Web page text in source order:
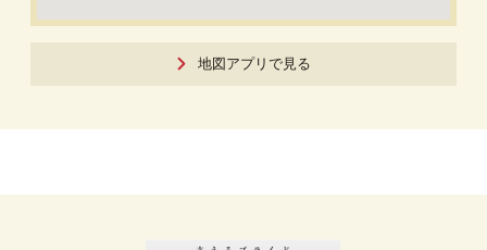
地図アプリで見る